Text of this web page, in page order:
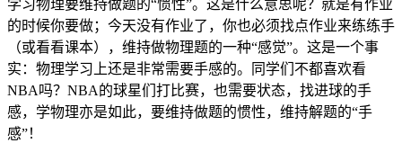
学习物理要维持做题的“惯性”。这是什么意思呢？就是有作业
的时候你要做；今天没有作业了，你也必须找点作业来练练手
（或看看课本），维持做物理题的一种“感觉”。这是一个事
实：物理学习上还是非常需要手感的。同学们不都喜欢看
NBA吗？NBA的球星们打比赛，也需要状态，找进球的手
感，学物理亦是如此，要维持做题的惯性，维持解题的“手
感”！